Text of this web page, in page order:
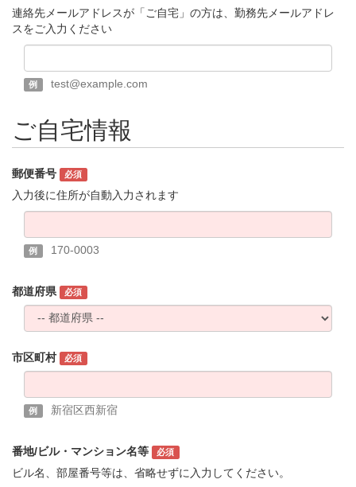
連絡先メールアドレスが「ご自宅」の方は、勤務先メールアドレ
スをご入力ください
例 test@example.com
ご自宅情報
郵便番号 必須
入力後に住所が自動入力されます
例 170-0003
都道府県 必須
市区町村 必須
例 新宿区西新宿
番地/ビル・マンション名等 必須
ビル名、部屋番号等は、省略せずに入力してください。